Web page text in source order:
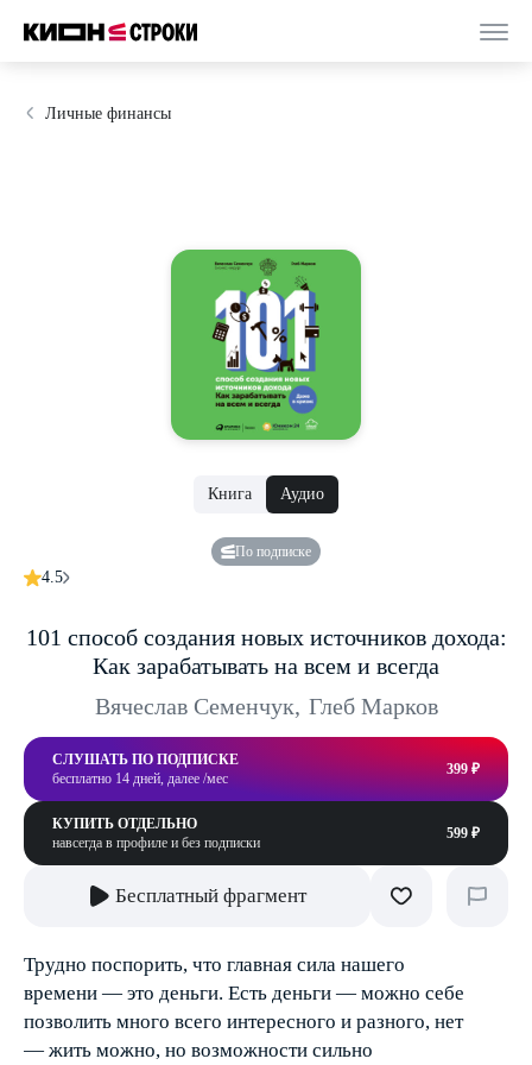
Личные финансы
Книга Аудио
По подписке
4.5
101 способ создания новых источников дохода:
Как зарабатывать на всем и всегда
Вячеслав Семенчук, Глеб Марков
СЛУШАТЬ ПО ПОДПИСКЕ
бесплатно 14 дней, далее /мес
399 ₽
КУПИТЬ ОТДЕЛЬНО
навсегда в профиле и без подписки
599 ₽
Бесплатный фрагмент
Трудно поспорить, что главная сила нашего
времени — это деньги. Есть деньги — можно себе
позволить много всего интересного и разного, нет
— жить можно, но возможности сильно